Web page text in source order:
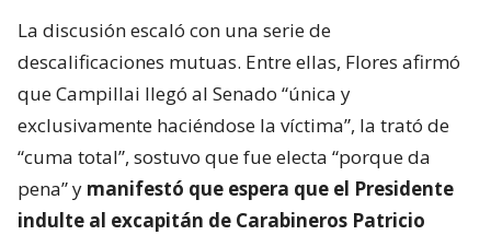
La discusión escaló con una serie de
descalificaciones mutuas. Entre ellas, Flores afirmó
que Campillai llegó al Senado “única y
exclusivamente haciéndose la víctima”, la trató de
“cuma total”, sostuvo que fue electa “porque da
pena” y manifestó que espera que el Presidente
indulte al excapitán de Carabineros Patricio